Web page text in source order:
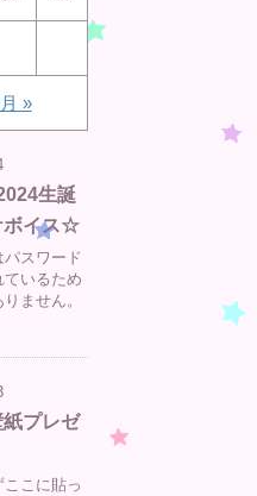
»
生誕
ボイス☆
スワード
ているため
ません。
紙プレゼ
ここに貼っ